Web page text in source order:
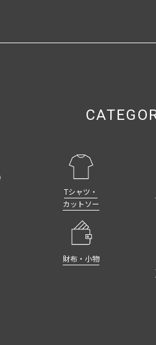
Tシャツ・
財布・小物